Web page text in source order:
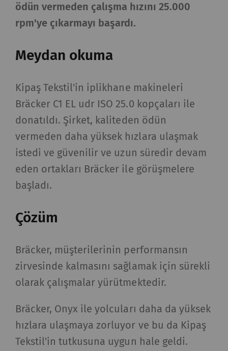
ödün vermeden çalışma hızını 25.000
rpm'ye çıkarmayı başardı.
Meydan okuma
Kipaş Tekstil'in iplikhane makineleri
Bräcker C1 EL udr ISO 25.0 kopçaları ile
donatıldı. Şirket, kaliteden ödün
vermeden daha yüksek hızlara ulaşmak
istedi ve güvenilir ve uzun süredir devam
eden ortakları Bräcker ile görüşmelere
başladı.
Çözüm
Bräcker, müşterilerinin performansın
zirvesinde kalmasını sağlamak için sürekli
olarak çalışmalar yürütmektedir.
Bräcker, Onyx ile yolcuları daha da yüksek
hızlara ulaşmaya zorluyor ve bu da Kipaş
Tekstil'in tutkusuna uygun hale geldi.